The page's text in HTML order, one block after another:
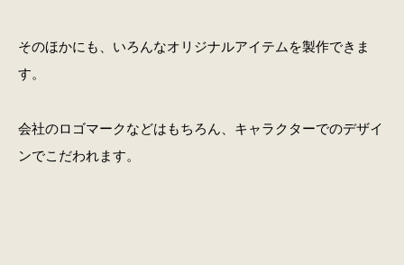
そのほかにも、いろんなオリジナルアイテムを製作できま
す。
会社のロゴマークなどはもちろん、キャラクターでのデザイ
ンでこだわれます。